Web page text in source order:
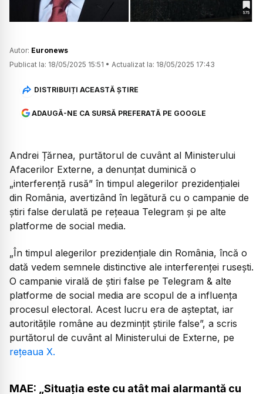
Autor: Euronews
Publicat la: 18/05/2025 15:51 • Actualizat la: 18/05/2025 17:43
DISTRIBUIȚI ACEASTĂ ȘTIRE
ADAUGĂ-NE CA SURSĂ PREFERATĂ PE GOOGLE
Andrei Țărnea, purtătorul de cuvânt al Ministerului
Afacerilor Externe, a denunțat duminică o
„interferență rusă” în timpul alegerilor prezidențialei
din România, avertizând în legătură cu o campanie de
știri false derulată pe rețeaua Telegram și pe alte
platforme de social media.
„În timpul alegerilor prezidențiale din România, încă o
dată vedem semnele distinctive ale interferenței rusești.
O campanie virală de știri false pe Telegram & alte
platforme de social media are scopul de a influența
procesul electoral. Acest lucru era de așteptat, iar
autoritățile române au dezmințit știrile false”, a scris
purtătorul de cuvânt al Ministerului de Externe, pe
rețeaua X.
MAE: „Situația este cu atât mai alarmantă cu